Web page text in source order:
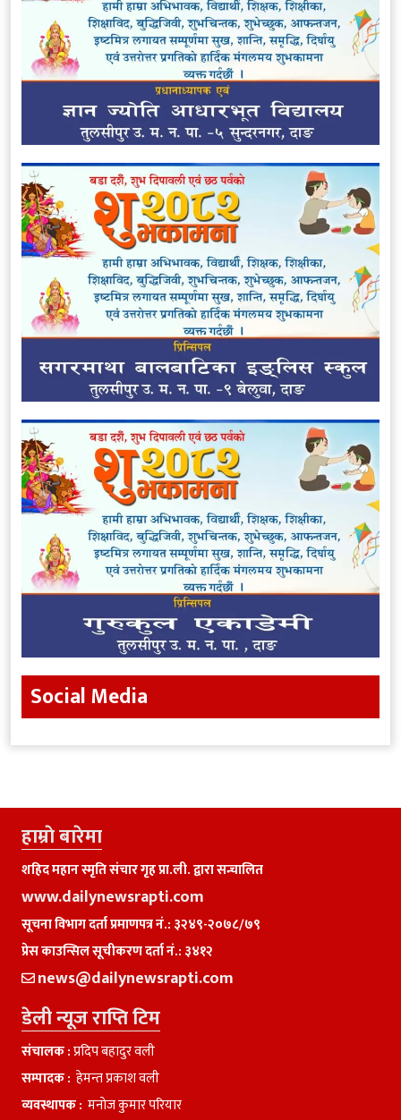
Social Media
हाम्राे बारेमा
शहिद महान स्मृति संचार गृह प्रा.ली. द्वारा सन्चालित
www.dailynewsrapti.com
सूचना विभाग दर्ता प्रमाणपत्र नं.: ३२४९-२०७८/७९
प्रेस काउन्सिल सूचीकरण दर्ता नं.: ३४१२
news@dailynewsrapti.com
डेली न्यूज राप्ति टिम
संचालक :प्रदिप बहादुर वली
सम्पादक : हेमन्त प्रकाश वली
व्यवस्थापक : मनाेज कुमार परियार